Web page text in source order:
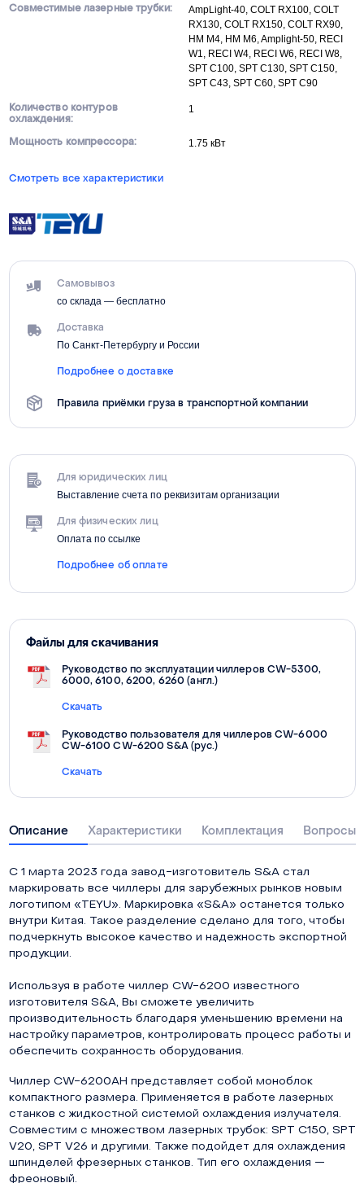
Совместимые лазерные трубки:
AmpLight-40, COLT RX100, COLT
RX130, COLT RX150, COLT RX90,
HM M4, HM M6, Amplight-50, RECI
W1, RECI W4, RECI W6, RECI W8,
SPT C100, SPT C130, SPT C150,
SPT C43, SPT C60, SPT C90
Количество контуров
охлаждения:
1
Мощность компрессора: 1.75 кВт
Смотреть все характеристики
Самовывоз
со склада — бесплатно
Доставка
По Санкт-Петербургу и России
Подробнее о доставке
Правила приёмки груза в транспортной компании
Для юридических лиц
Выставление счета по реквизитам организации
Для физических лиц
Оплата по ссылке
Подробнее об оплате
Файлы для скачивания
Руководство по эксплуатации чиллеров CW-5300,
6000, 6100, 6200, 6260 (англ.)
Скачать
Руководство пользователя для чиллеров CW-6000
CW-6100 CW-6200 S&A (рус.)
Скачать
Описание Характеристики Комплектация Вопросы
С 1 марта 2023 года завод-изготовитель S&A стал
маркировать все чиллеры для зарубежных рынков новым
логотипом «TEYU». Маркировка «S&A» останется только
внутри Китая. Такое разделение сделано для того, чтобы
подчеркнуть высокое качество и надежность экспортной
продукции.
Используя в работе чиллер CW-6200 известного
изготовителя S&A, Вы сможете увеличить
производительность благодаря уменьшению времени на
настройку параметров, контролировать процесс работы и
обеспечить сохранность оборудования.
Чиллер CW-6200AH представляет собой моноблок
компактного размера. Применяется в работе лазерных
станков с жидкостной системой охлаждения излучателя.
Совместим с множеством лазерных трубок: SPT C150, SPT
V20, SPT V26 и другими. Также подойдет для охлаждения
шпинделей фрезерных станков. Тип его охлаждения —
фреоновый.